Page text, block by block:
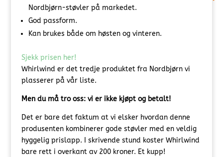
Nordbjørn-støvler på markedet.
God passform.
Kan brukes både om høsten og vinteren.
Sjekk prisen her!
Whirlwind er det tredje produktet fra Nordbjørn vi
plasserer på vår liste.
Men du må tro oss: vi er ikke kjøpt og betalt!
Det er bare det faktum at vi elsker hvordan denne
produsenten kombinerer gode støvler med en veldig
hyggelig prislapp. I skrivende stund koster Whirlwind
bare rett i overkant av 200 kroner. Et kupp!